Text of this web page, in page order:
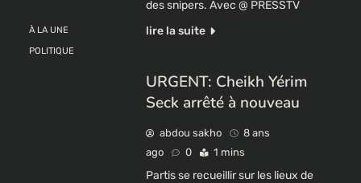
des snipers. Avec @ PRESSTV
lire la suite
À LA UNE
POLITIQUE
URGENT: Cheikh Yérim
Seck arrêté à nouveau
abdou sakho
8 ans
ago
0 1 mins
Partis se recueillir sur les lieux de